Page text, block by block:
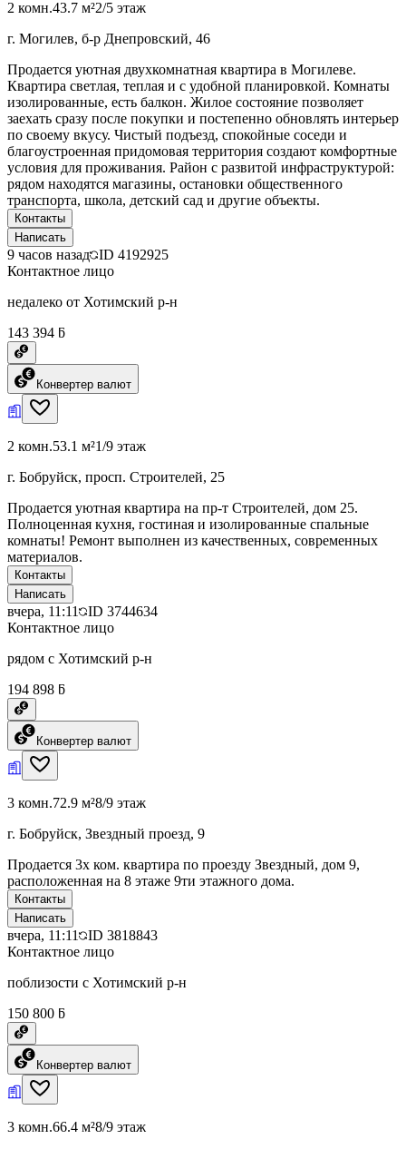
2 комн.43.7 м²2/5 этаж
г. Могилев, б-р Днепровский, 46
Продается уютная двухкомнатная квартира в Могилеве.
Квартира светлая, теплая и с удобной планировкой. Комнаты
изолированные, есть балкон. Жилое состояние позволяет
заехать сразу после покупки и постепенно обновлять интерьер
по своему вкусу. Чистый подъезд, спокойные соседи и
благоустроенная придомовая территория создают комфортные
условия для проживания. Район с развитой инфраструктурой:
рядом находятся магазины, остановки общественного
транспорта, школа, детский сад и другие объекты.
Контакты
Написать
9 часов назад ID 4192925
Контактное лицо
недалеко от Хотимский р-н
143 394 ƃ
Конвертер валют
2 комн.53.1 м²1/9 этаж
г. Бобруйск, просп. Строителей, 25
Продается уютная квартира на пр-т Строителей, дом 25.
Полноценная кухня, гостиная и изолированные спальные
комнаты! Ремонт выполнен из качественных, современных
материалов.
Контакты
Написать
вчера, 11:11 ID 3744634
Контактное лицо
рядом с Хотимский р-н
194 898 ƃ
Конвертер валют
3 комн.72.9 м²8/9 этаж
г. Бобруйск, Звездный проезд, 9
Продается 3х ком. квартира по проезду Звездный, дом 9,
расположенная на 8 этаже 9ти этажного дома.
Контакты
Написать
вчера, 11:11 ID 3818843
Контактное лицо
поблизости с Хотимский р-н
150 800 ƃ
Конвертер валют
3 комн.66.4 м²8/9 этаж